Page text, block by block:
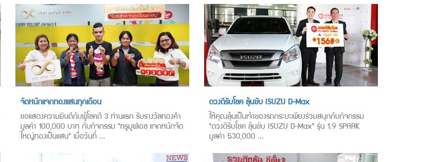
จัดหนักแจกทองแสนทุกเดือน
ขอแสดงความยินดีกับผู้โชคดี 3 ท่านแรก รับรางวัลทองคำ
มูลค่า 100,000 บาท กับกิจกรรม "ทรูมูฟเอช แจกหนักจัด
ใหญ่ทองเป็นแสน" เมื่อวันที่ ...
ดวงดีรับโชค ลุ้นขับ ISUZU D-Max
ให้คุณลุ้นเป็นเจ้าของรถกระบะเพียงร่วมสนุกกับกิจกรรม
"ดวงดีรับโชค ลุ้นขับ ISUZU D-Max" รุ่น 1.9 SPARK
มูลค่า 530,000 ...